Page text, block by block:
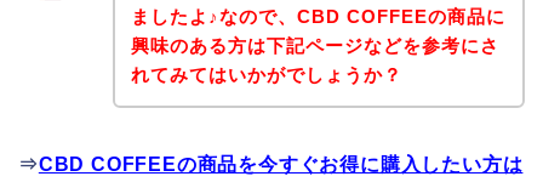
ましたよ♪なので、CBD COFFEEの商品に
興味のある方は下記ページなどを参考にさ
れてみてはいかがでしょうか？
⇒CBD COFFEEの商品を今すぐお得に購入したい方は